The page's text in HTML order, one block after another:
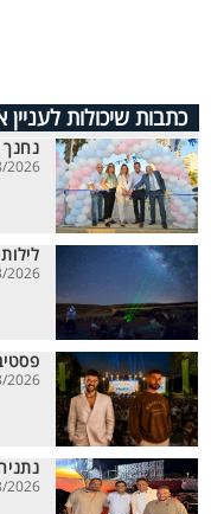
כתבות שיכולות לעניין
נחנך
7/8/2026
7/8/2026
7/8/2026
7/8/2026